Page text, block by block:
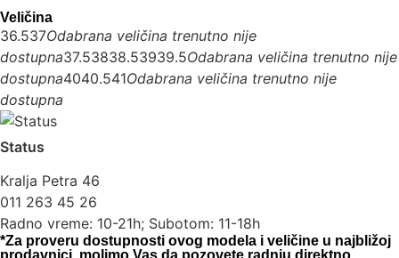
Veličina
36.537Odabrana veličina trenutno nije
dostupna37.53838.53939.5Odabrana veličina trenutno nije
dostupna4040.541Odabrana veličina trenutno nije
dostupna
Status
Kralja Petra 46
011 263 45 26
Radno vreme: 10-21h; Subotom: 11-18h
*Za proveru dostupnosti ovog modela i veličine u najbližoj
prodavnici, molimo Vas da pozovete radnju direktno.